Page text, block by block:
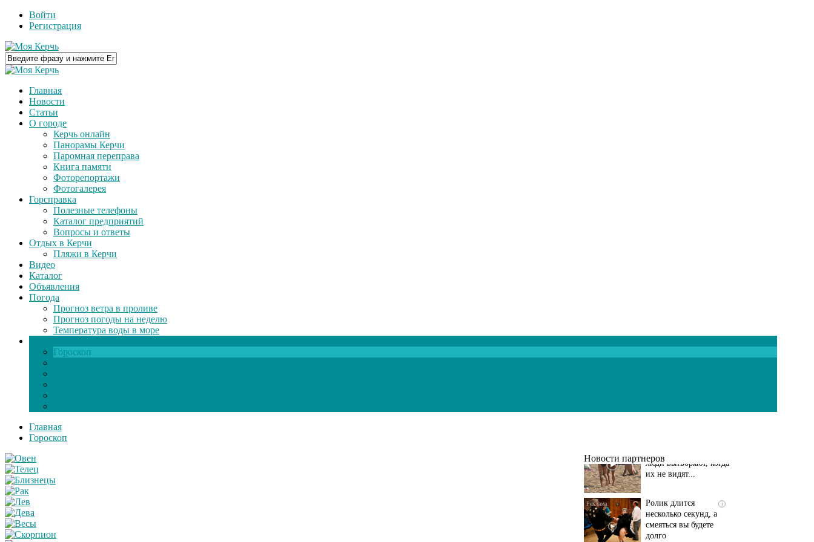
Войти
Регистрация
Главная
Новости
Статьи
О городе
Керчь онлайн
Панорамы Керчи
Паромная переправа
Книга памяти
Фоторепортажи
Фотогалерея
Горсправка
Полезные телефоны
Каталог предприятий
Вопросы и ответы
Отдых в Керчи
Пляжи в Керчи
Видео
Каталог
Объявления
Погода
Прогноз ветра в проливе
Прогноз погоды на неделю
Температура воды в море
Гороскоп
Главная
Гороскоп
Новости партнеров
i
Ролик длится
несколько секунд, а
долго
Этот танец невесты